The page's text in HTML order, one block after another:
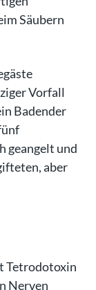
Säubern
Vorfall
Badender
geangelt und
aber
Tetrodotoxin
Nerven